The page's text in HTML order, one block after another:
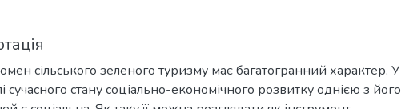
сільського зеленого туризму має багатогранний характер. У
сучасного стану соціально-економічного розвитку однією з його